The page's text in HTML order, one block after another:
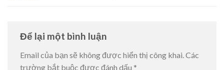
Để lại một bình luận
Email của bạn sẽ không được hiển thị công khai.Các
trường bắt buộc được đánh dấu *